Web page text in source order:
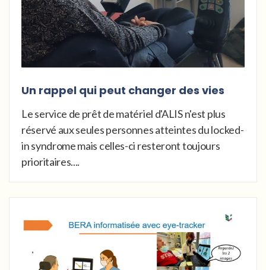
Un rappel qui peut changer des vies
Le service de prêt de matériel d'ALIS n'est plus
réservé aux seules personnes atteintes du locked-
in syndrome mais celles-ci resteront toujours
prioritaires....